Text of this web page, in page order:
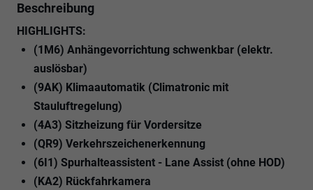
Beschreibung
HIGHLIGHTS:
(1M6) Anhängevorrichtung schwenkbar (elektr.
auslösbar)
(9AK) Klimaautomatik (Climatronic mit
Stauluftregelung)
(4A3) Sitzheizung für Vordersitze
(QR9) Verkehrszeichenerkennung
(6I1) Spurhalteassistent - Lane Assist (ohne HOD)
(KA2) Rückfahrkamera